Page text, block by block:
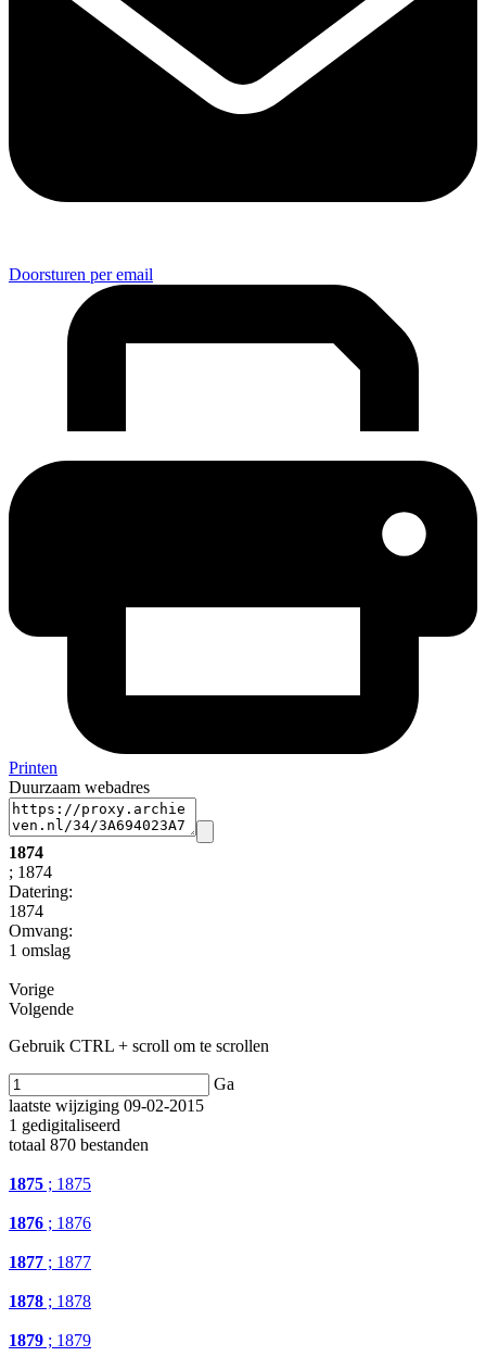
Doorsturen per email
Printen
Duurzaam webadres
1874
; 1874
Datering:
1874
Omvang:
1 omslag
Vorige
Volgende
Gebruik CTRL + scroll om te scrollen
Ga
laatste wijziging 09-02-2015
1 gedigitaliseerd
totaal 870 bestanden
1875 ; 1875
1876 ; 1876
1877 ; 1877
1878 ; 1878
1879 ; 1879